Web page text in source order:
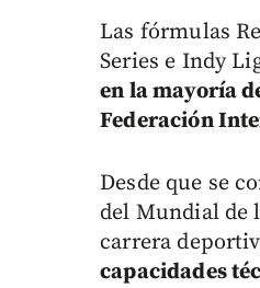
Las fórmulas
Series e Indy
en la mayoría
Federación
Desde que se
del Mundial de
carrera
capacidades